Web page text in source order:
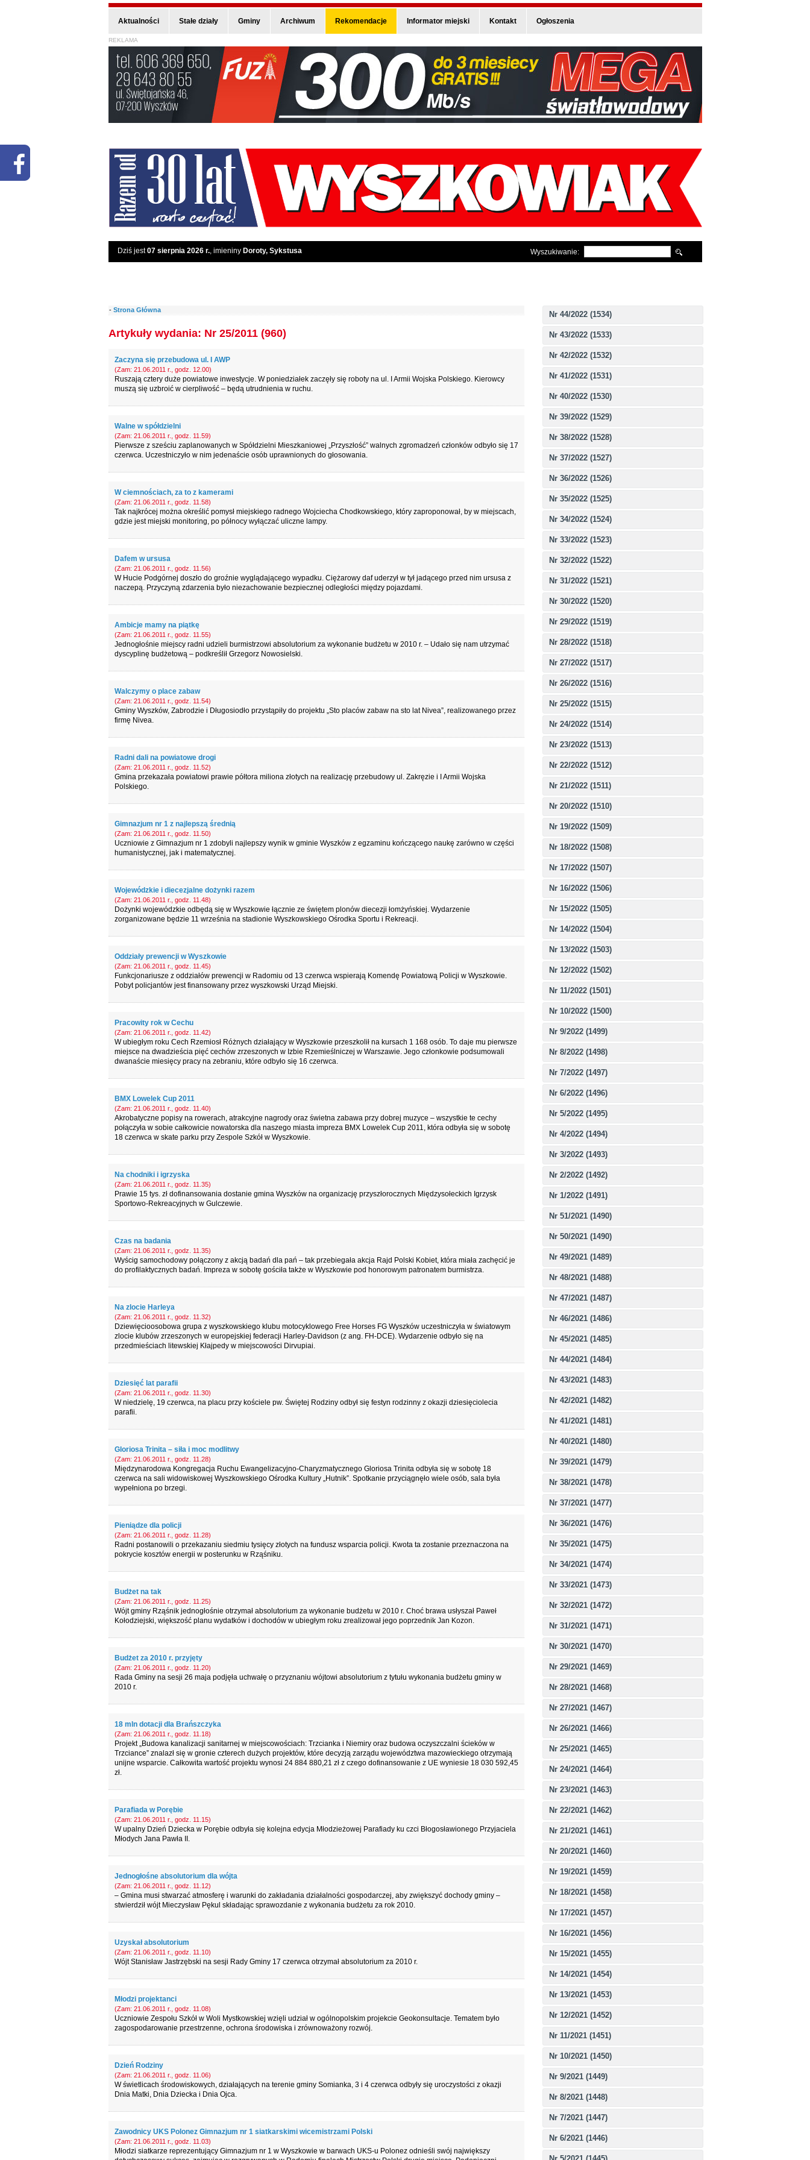
Aktualności Stałe działy Gminy Archiwum Rekomendacje Informator miejski Kontakt Ogłoszenia
REKLAMA
Dziś jest07 sierpnia 2026 r., imieniny Doroty, Sykstusa Wyszukiwanie:
Nr 44/2022 (1534)
Nr 43/2022 (1533)
Nr 42/2022 (1532)
Nr 41/2022 (1531)
Nr 40/2022 (1530)
Nr 39/2022 (1529)
Nr 38/2022 (1528)
Nr 37/2022 (1527)
Nr 36/2022 (1526)
Nr 35/2022 (1525)
Nr 34/2022 (1524)
Nr 33/2022 (1523)
Nr 32/2022 (1522)
Nr 31/2022 (1521)
Nr 30/2022 (1520)
Nr 29/2022 (1519)
Nr 28/2022 (1518)
Nr 27/2022 (1517)
Nr 26/2022 (1516)
Nr 25/2022 (1515)
Nr 24/2022 (1514)
Nr 23/2022 (1513)
Nr 22/2022 (1512)
Nr 21/2022 (1511)
Nr 20/2022 (1510)
Nr 19/2022 (1509)
Nr 18/2022 (1508)
Nr 17/2022 (1507)
Nr 16/2022 (1506)
Nr 15/2022 (1505)
Nr 14/2022 (1504)
Nr 13/2022 (1503)
Nr 12/2022 (1502)
Nr 11/2022 (1501)
Nr 10/2022 (1500)
Nr 9/2022 (1499)
Nr 8/2022 (1498)
Nr 7/2022 (1497)
Nr 6/2022 (1496)
Nr 5/2022 (1495)
Nr 4/2022 (1494)
Nr 3/2022 (1493)
Nr 2/2022 (1492)
Nr 1/2022 (1491)
Nr 51/2021 (1490)
Nr 50/2021 (1490)
Nr 49/2021 (1489)
Nr 48/2021 (1488)
Nr 47/2021 (1487)
Nr 46/2021 (1486)
Nr 45/2021 (1485)
Nr 44/2021 (1484)
Nr 43/2021 (1483)
Nr 42/2021 (1482)
Nr 41/2021 (1481)
Nr 40/2021 (1480)
Nr 39/2021 (1479)
Nr 38/2021 (1478)
Nr 37/2021 (1477)
Nr 36/2021 (1476)
Nr 35/2021 (1475)
Nr 34/2021 (1474)
Nr 33/2021 (1473)
Nr 32/2021 (1472)
Nr 31/2021 (1471)
Nr 30/2021 (1470)
Nr 29/2021 (1469)
Nr 28/2021 (1468)
Nr 27/2021 (1467)
Nr 26/2021 (1466)
Nr 25/2021 (1465)
Nr 24/2021 (1464)
Nr 23/2021 (1463)
Nr 22/2021 (1462)
Nr 21/2021 (1461)
Nr 20/2021 (1460)
Nr 19/2021 (1459)
Nr 18/2021 (1458)
Nr 17/2021 (1457)
Nr 16/2021 (1456)
Nr 15/2021 (1455)
Nr 14/2021 (1454)
Nr 13/2021 (1453)
Nr 12/2021 (1452)
Nr 11/2021 (1451)
Nr 10/2021 (1450)
Nr 9/2021 (1449)
Nr 8/2021 (1448)
Nr 7/2021 (1447)
Nr 6/2021 (1446)
- Strona Główna
Artykuły wydania: Nr 25/2011 (960)
Zaczyna się przebudowa ul. I AWP
(Zam: 21.06.2011 r., godz. 12.00)
Ruszają cztery duże powiatowe inwestycje. W poniedziałek zaczęły się roboty na ul. I Armii Wojska Polskiego. Kierowcy
muszą się uzbroić w cierpliwość – będą utrudnienia w ruchu.
Walne w spółdzielni
(Zam: 21.06.2011 r., godz. 11.59)
Pierwsze z sześciu zaplanowanych w Spółdzielni Mieszkaniowej „Przyszłość” walnych zgromadzeń członków odbyło się 17
czerwca. Uczestniczyło w nim jedenaście osób uprawnionych do głosowania.
W ciemnościach, za to z kamerami
(Zam: 21.06.2011 r., godz. 11.58)
Tak najkrócej można określić pomysł miejskiego radnego Wojciecha Chodkowskiego, który zaproponował, by w miejscach,
gdzie jest miejski monitoring, po północy wyłączać uliczne lampy.
Dafem w ursusa
(Zam: 21.06.2011 r., godz. 11.56)
W Hucie Podgórnej doszło do groźnie wyglądającego wypadku. Ciężarowy daf uderzył w tył jadącego przed nim ursusa z
naczepą. Przyczyną zdarzenia było niezachowanie bezpiecznej odległości między pojazdami.
Ambicje mamy na piątkę
(Zam: 21.06.2011 r., godz. 11.55)
Jednogłośnie miejscy radni udzieli burmistrzowi absolutorium za wykonanie budżetu w 2010 r. – Udało się nam utrzymać
dyscyplinę budżetową – podkreślił Grzegorz Nowosielski.
Walczymy o place zabaw
(Zam: 21.06.2011 r., godz. 11.54)
Gminy Wyszków, Zabrodzie i Długosiodło przystąpiły do projektu „Sto placów zabaw na sto lat Nivea”, realizowanego przez
firmę Nivea.
Radni dali na powiatowe drogi
(Zam: 21.06.2011 r., godz. 11.52)
Gmina przekazała powiatowi prawie półtora miliona złotych na realizację przebudowy ul. Zakręzie i I Armii Wojska
Polskiego.
Gimnazjum nr 1 z najlepszą średnią
(Zam: 21.06.2011 r., godz. 11.50)
Uczniowie z Gimnazjum nr 1 zdobyli najlepszy wynik w gminie Wyszków z egzaminu kończącego naukę zarówno w części
humanistycznej, jak i matematycznej.
Wojewódzkie i diecezjalne dożynki razem
(Zam: 21.06.2011 r., godz. 11.48)
Dożynki wojewódzkie odbędą się w Wyszkowie łącznie ze świętem plonów diecezji łomżyńskiej. Wydarzenie
zorganizowane będzie 11 września na stadionie Wyszkowskiego Ośrodka Sportu i Rekreacji.
Oddziały prewencji w Wyszkowie
(Zam: 21.06.2011 r., godz. 11.45)
Funkcjonariusze z oddziałów prewencji w Radomiu od 13 czerwca wspierają Komendę Powiatową Policji w Wyszkowie.
Pobyt policjantów jest finansowany przez wyszkowski Urząd Miejski.
Pracowity rok w Cechu
(Zam: 21.06.2011 r., godz. 11.42)
W ubiegłym roku Cech Rzemiosł Różnych działający w Wyszkowie przeszkolił na kursach 1 168 osób. To daje mu pierwsze
miejsce na dwadzieścia pięć cechów zrzeszonych w Izbie Rzemieślniczej w Warszawie. Jego członkowie podsumowali
dwanaście miesięcy pracy na zebraniu, które odbyło się 16 czerwca.
BMX Lowelek Cup 2011
(Zam: 21.06.2011 r., godz. 11.40)
Akrobatyczne popisy na rowerach, atrakcyjne nagrody oraz świetna zabawa przy dobrej muzyce – wszystkie te cechy
połączyła w sobie całkowicie nowatorska dla naszego miasta impreza BMX Lowelek Cup 2011, która odbyła się w sobotę
18 czerwca w skate parku przy Zespole Szkół w Wyszkowie.
Na chodniki i igrzyska
(Zam: 21.06.2011 r., godz. 11.35)
Prawie 15 tys. zł dofinansowania dostanie gmina Wyszków na organizację przyszłorocznych Międzysołeckich Igrzysk
Sportowo-Rekreacyjnych w Gulczewie.
Czas na badania
(Zam: 21.06.2011 r., godz. 11.35)
Wyścig samochodowy połączony z akcją badań dla pań – tak przebiegała akcja Rajd Polski Kobiet, która miała zachęcić je
do profilaktycznych badań. Impreza w sobotę gościła także w Wyszkowie pod honorowym patronatem burmistrza.
Na zlocie Harleya
(Zam: 21.06.2011 r., godz. 11.32)
Dziewięcioosobowa grupa z wyszkowskiego klubu motocyklowego Free Horses FG Wyszków uczestniczyła w światowym
zlocie klubów zrzeszonych w europejskiej federacji Harley-Davidson (z ang. FH-DCE). Wydarzenie odbyło się na
przedmieściach litewskiej Kłajpedy w miejscowości Dirvupiai.
Dziesięć lat parafii
(Zam: 21.06.2011 r., godz. 11.30)
W niedzielę, 19 czerwca, na placu przy kościele pw. Świętej Rodziny odbył się festyn rodzinny z okazji dziesięciolecia
parafii.
Gloriosa Trinita – siła i moc modlitwy
(Zam: 21.06.2011 r., godz. 11.28)
Międzynarodowa Kongregacja Ruchu Ewangelizacyjno-Charyzmatycznego Gloriosa Trinita odbyła się w sobotę 18
czerwca na sali widowiskowej Wyszkowskiego Ośrodka Kultury „Hutnik”. Spotkanie przyciągnęło wiele osób, sala była
wypełniona po brzegi.
Pieniądze dla policji
(Zam: 21.06.2011 r., godz. 11.28)
Radni postanowili o przekazaniu siedmiu tysięcy złotych na fundusz wsparcia policji. Kwota ta zostanie przeznaczona na
pokrycie kosztów energii w posterunku w Rząśniku.
Budżet na tak
(Zam: 21.06.2011 r., godz. 11.25)
Wójt gminy Rząśnik jednogłośnie otrzymał absolutorium za wykonanie budżetu w 2010 r. Choć brawa usłyszał Paweł
Kołodziejski, większość planu wydatków i dochodów w ubiegłym roku zrealizował jego poprzednik Jan Kozon.
Budżet za 2010 r. przyjęty
(Zam: 21.06.2011 r., godz. 11.20)
Rada Gminy na sesji 26 maja podjęła uchwałę o przyznaniu wójtowi absolutorium z tytułu wykonania budżetu gminy w
2010 r.
18 mln dotacji dla Brańszczyka
(Zam: 21.06.2011 r., godz. 11.18)
Projekt „Budowa kanalizacji sanitarnej w miejscowościach: Trzcianka i Niemiry oraz budowa oczyszczalni ścieków w
Trzciance” znalazł się w gronie czterech dużych projektów, które decyzją zarządu województwa mazowieckiego otrzymają
unijne wsparcie. Całkowita wartość projektu wynosi 24 884 880,21 zł z czego dofinansowanie z UE wyniesie 18 030 592,45
zł.
Parafiada w Porębie
(Zam: 21.06.2011 r., godz. 11.15)
W upalny Dzień Dziecka w Porębie odbyła się kolejna edycja Młodzieżowej Parafiady ku czci Błogosławionego Przyjaciela
Młodych Jana Pawła II.
Jednogłośne absolutorium dla wójta
(Zam: 21.06.2011 r., godz. 11.12)
– Gmina musi stwarzać atmosferę i warunki do zakładania działalności gospodarczej, aby zwiększyć dochody gminy –
stwierdził wójt Mieczysław Pękul składając sprawozdanie z wykonania budżetu za rok 2010.
Uzyskał absolutorium
(Zam: 21.06.2011 r., godz. 11.10)
Wójt Stanisław Jastrzębski na sesji Rady Gminy 17 czerwca otrzymał absolutorium za 2010 r.
Młodzi projektanci
(Zam: 21.06.2011 r., godz. 11.08)
Uczniowie Zespołu Szkół w Woli Mystkowskiej wzięli udział w ogólnopolskim projekcie Geokonsultacje. Tematem było
zagospodarowanie przestrzenne, ochrona środowiska i zrównoważony rozwój.
Dzień Rodziny
(Zam: 21.06.2011 r., godz. 11.06)
W świetlicach środowiskowych, działających na terenie gminy Somianka, 3 i 4 czerwca odbyły się uroczystości z okazji
Dnia Matki, Dnia Dziecka i Dnia Ojca.
Zawodnicy UKS Polonez Gimnazjum nr 1 siatkarskimi wicemistrzami Polski
(Zam: 21.06.2011 r., godz. 11.03)
Młodzi siatkarze reprezentujący Gimnazjum nr 1 w Wyszkowie w barwach UKS-u Polonez odnieśli swój największy